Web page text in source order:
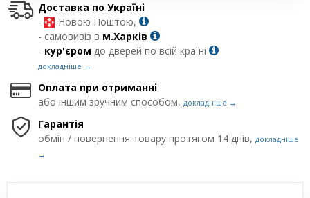
Доставка по Україні
-
Новою Поштою,
- самовивіз в м.Харків
- кур'єром до дверей по всій країні
докладніше →
Оплата при отриманні
або іншим зручним способом, докладніше →
Гарантія
обмін / повернення товару протягом 14 днів, докладніше
→